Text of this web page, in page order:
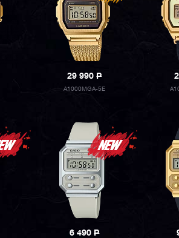
29 990P
A1000MGA-5E
6 490P